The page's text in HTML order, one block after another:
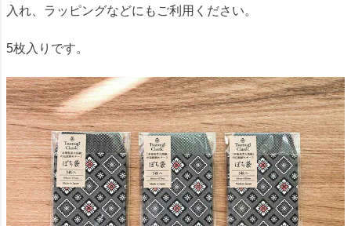
入れ、ラッピングなどにもご利用ください。
5枚入りです。